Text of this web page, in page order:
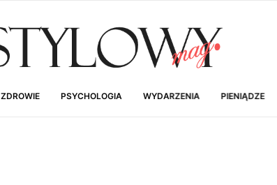
ZDROWIE PSYCHOLOGIA WYDARZENIA PIENIĄDZE